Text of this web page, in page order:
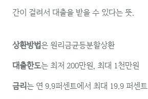
간이 걸려서 대출을 받을 수 있다는 뜻.
상환방법은 원리금균등분할상환
대출한도는 최저 200만원, 최대 1천만원
금리는 연 9.9퍼센트에서 최대 19.9 퍼센트